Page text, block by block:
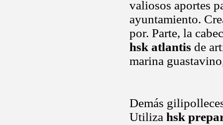
valiosos aportes
ayuntamiento.
por. Parte, la
hsk atlantis de
marina
Demás
Utiliza hsk